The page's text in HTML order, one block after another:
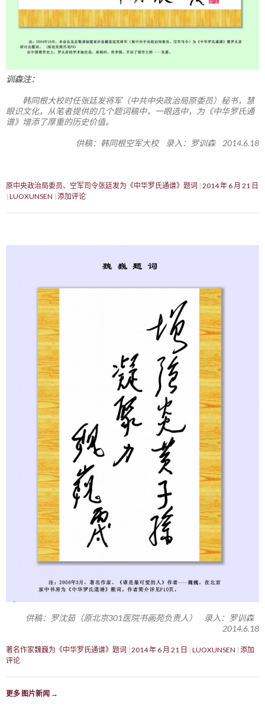
训森注：
韩同根大校时任张廷发将军（中共中央政治局原委员）秘书，慧
眼识文化，从笔者提供的几个题词稿中，一眼选中，为《中华罗氏通
谱》增添了厚重的历史价值。
供稿：韩同根空军大校 录入：罗训森 2014.6.18
原中央政治局委员、空军司令张廷发为《中华罗氏通谱》题词 2014 年 6 月 21 日
LUOXUNSEN 添加评论
供稿：罗沈茹（原北京301医院书画苑负责人） 录入：罗训森
2014.6.18
著名作家魏巍为《中华罗氏通谱》题词 2014 年 6 月 21 日 LUOXUNSEN 添加
评论
更多 图片新闻 →